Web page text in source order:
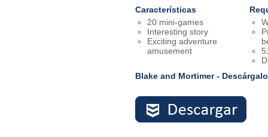
Características
20 mini-games
Interesting story
Exciting adventure
amusement
Blake and Mortimer -